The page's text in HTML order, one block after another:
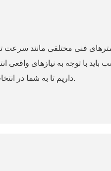
فنی مختلفی مانند سرعت
باید با توجه به نیازهای
داریم تا به شما در انتخاب دستگاه توزین مناسب کمک کنیم.